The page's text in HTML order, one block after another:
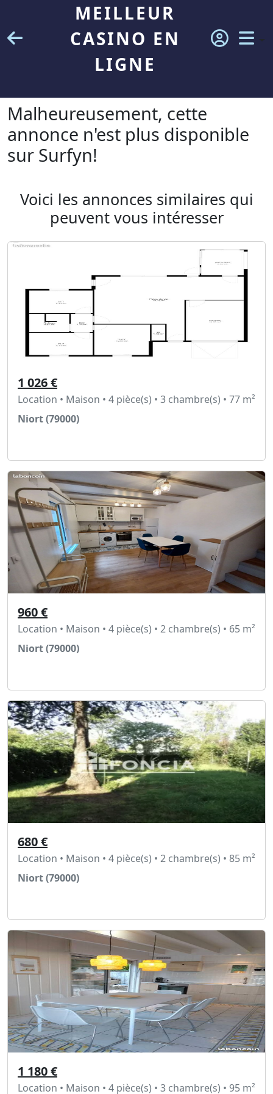
MEILLEUR
CASINO EN
LIGNE
Malheureusement, cette
annonce n'est plus disponible
sur Surfyn!
Voici les annonces similaires qui
peuvent vous intéresser
1 026 €
Location • Maison • 4 pièce(s) • 3 chambre(s) • 77 m²
Niort (79000)
960 €
Location • Maison • 4 pièce(s) • 2 chambre(s) • 65 m²
Niort (79000)
680 €
Location • Maison • 4 pièce(s) • 2 chambre(s) • 85 m²
Niort (79000)
1 180 €
Location • Maison • 4 pièce(s) • 3 chambre(s) • 95 m²